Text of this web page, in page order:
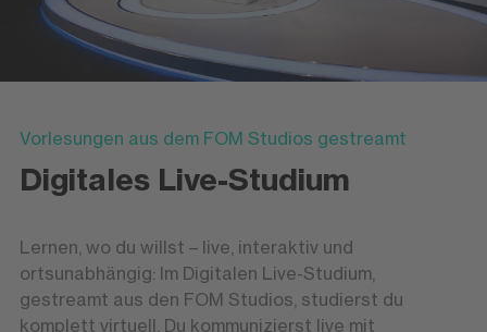
Vorlesungen aus dem FOM Studios gestreamt
Digitales Live-Studium
Lernen, wo du willst – live, interaktiv und
ortsunabhängig: Im Digitalen Live-Studium,
gestreamt aus den FOM Studios, studierst du
komplett virtuell. Du kommunizierst live mit